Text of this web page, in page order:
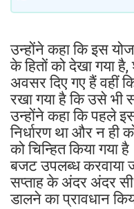
उन्होंने कहा कि इस
के हितों को देखा गया
अवसर दिए गए हैं वहीं
रखा गया है कि उसे भी
उन्होंने कहा कि पहले
निर्धारण था और न ही
को चिन्हित किया गया
बजट उपलब्ध करवाया
सप्ताह के अंदर अंदर
डालने का प्रावधान